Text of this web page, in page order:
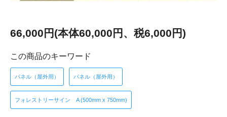
66,000円(本体60,000円、税6,000円)
この商品のキーワード
パネル（屋外用） パネル（屋外用）
フォレストリーサイン A (500mm x 750mm)